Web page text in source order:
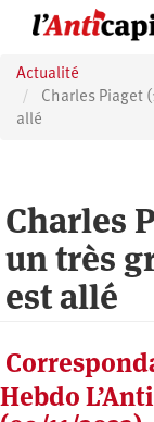
principal
Actualité
Charles Piaget
allé
Charles
un très
est allé
Hebdo